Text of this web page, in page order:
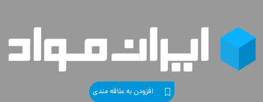
افزودن به علاقه مندی